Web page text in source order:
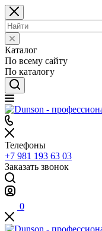
Каталог
По всему сайту
По каталогу
Телефоны
+7 981 193 63 03
Заказать звонок
0